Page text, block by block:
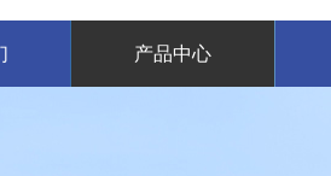
产品中心